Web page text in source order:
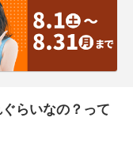
らいなの？って